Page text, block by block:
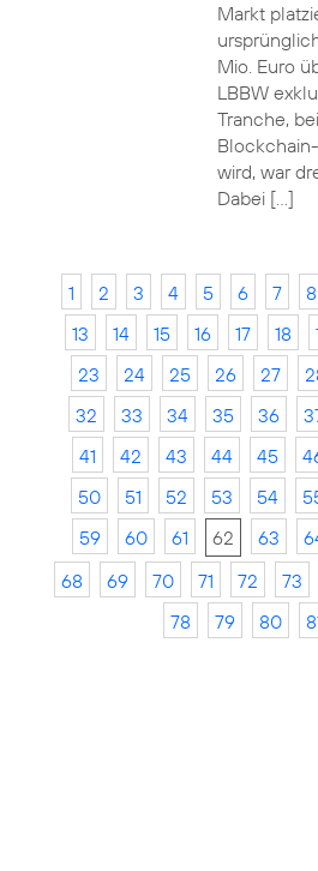
Markt
Mio. Euro
LBBW
Tranche,
wird, war
Dabei […]
1 2 3 4 5 6 7 8
13
14 15 16 17 18
23
24 25 26 27
32
33 34 35 36
41
42 43 44 45
50
51 52 53 54
59
60 61 62 63
68
69 70 71 72 73
78
79 80